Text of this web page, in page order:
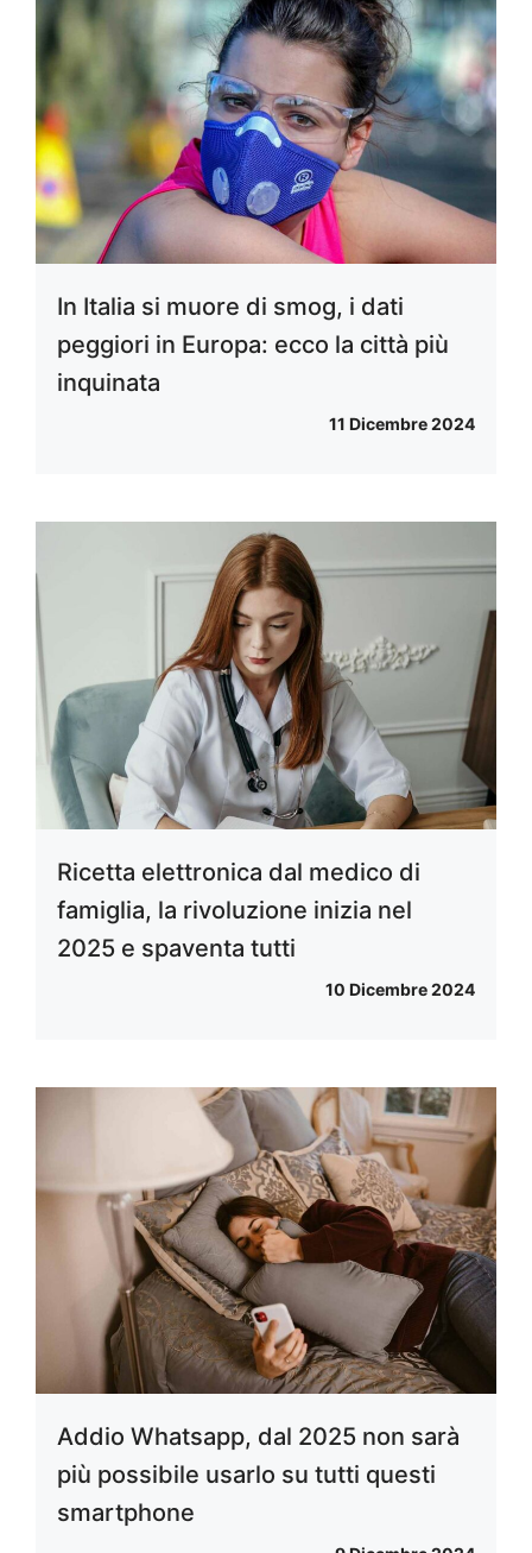
In Italia si muore di smog, i dati
peggiori in Europa: ecco la città più
inquinata
11 Dicembre 2024
Ricetta elettronica dal medico di
famiglia, la rivoluzione inizia nel
2025 e spaventa tutti
10 Dicembre 2024
Addio Whatsapp, dal 2025 non sarà
più possibile usarlo su tutti questi
smartphone